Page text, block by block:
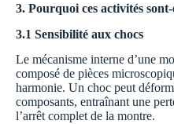
3. Pourquoi ces activités
3.1 Sensibilité aux chocs
Le mécanisme interne d’une
composé de pièces
harmonie. Un choc peut
composants, entraînant une
l’arrêt complet de la montre.